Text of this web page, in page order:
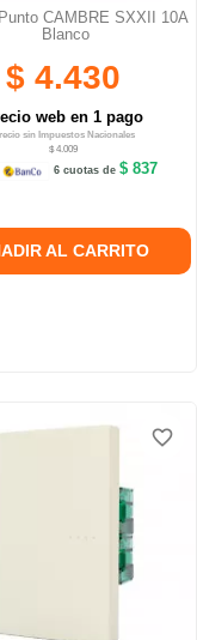
CAMBRE SXXII 10A
Blanco
$ 4.430
web en 1 pago
sin Impuestos Nacionales
$ 4.009
6 cuotas de$ 837
AL CARRITO
favorite_border
favorite_border